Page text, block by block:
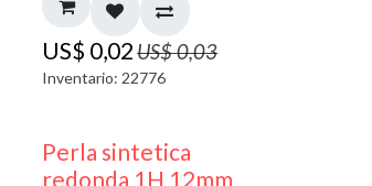
US$ 0,02US$0,03
Inventario: 22776
Perla sintetica
redonda 1H 12mm